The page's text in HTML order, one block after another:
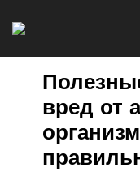
вред от